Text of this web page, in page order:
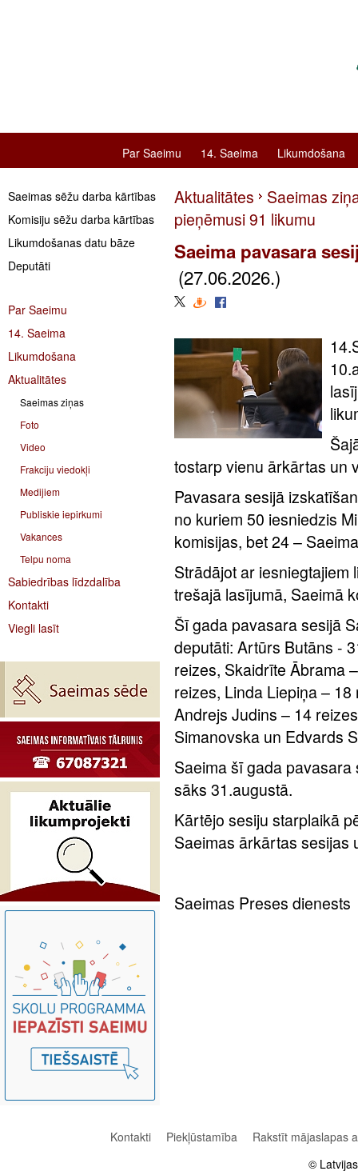
Par Saeimu 14. Saeima Likumdošana
Saeimas sēžu darba kārtības
Komisiju sēžu darba kārtības
Likumdošanas datu bāze
Deputāti
Par Saeimu
14. Saeima
Likumdošana
Aktualitātes
Saeimas ziņas
Foto
Video
Frakciju viedokļi
Medijiem
Publiskie iepirkumi
Vakances
Telpu noma
Sabiedrības līdzdalība
Kontakti
Viegli lasīt
Aktualitātes
Saeimas
pieņēmusi 91 likumu
Saeima pavasara
(27.06.2026.)
tostarp vienu ārkārtas un
Pavasara sesijā
no kuriem 50 iesniedzis
komisijas, bet 24 –
Strādājot ar iesniegtajiem
trešajā lasījumā, Saeimā
Šī gada pavasara sesijā
deputāti: Artūrs Butāns -
reizes, Skaidrīte Ābrama
reizes, Linda Liepiņa –
Andrejs Judins – 14
Simanovska un Edvards
Saeima šī gada
sāks 31.augustā.
Kārtējo sesiju starplaikā
Saeimas ārkārtas sesijas
Saeimas Preses dienests
Kontakti Piekļūstamība
Rakstīt mājaslapas
©